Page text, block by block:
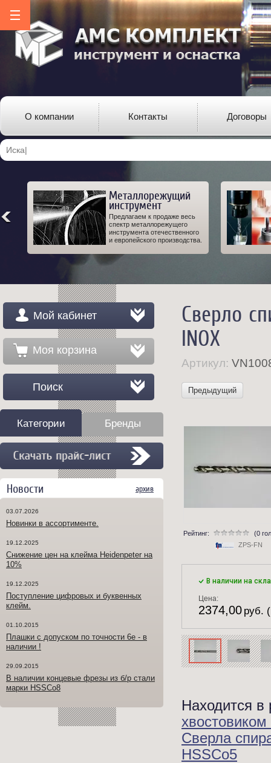
О компании Контакты Договоры
Металлорежущий
инструмент
Предлагаем к продаже весь
спектр металлорежущего
инструмента отечественного
и европейского производства.
Сверло
INOX
Артикул:
Предыдущий
Рейтинг:
(0
ZPS-FN
В наличии на
Цена:
2374,00 руб.
Находится в
Сверла
HSSCo5
Мой кабинет
Моя корзина
Поиск
Категории Бренды
Новости архив
03.07.2026
Новинки в ассортименте.
19.12.2025
Снижение цен на клейма Heidenpeter на
10%
19.12.2025
Поступление цифровых и буквенных
клейм.
01.10.2015
Плашки с допуском по точности 6е - в
наличии !
29.09.2015
В наличии концевые фрезы из б/р стали
марки HSSCo8